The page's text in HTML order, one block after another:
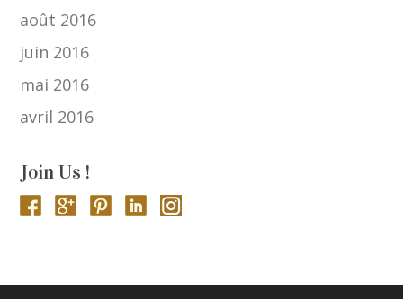
août 2016
juin 2016
mai 2016
avril 2016
Join Us !